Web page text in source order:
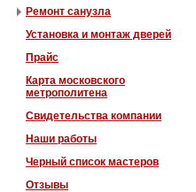
Ремонт санузла
Установка и монтаж дверей
Прайс
Карта московского
метрополитена
Свидетельства компании
Наши работы
Черный список мастеров
Отзывы